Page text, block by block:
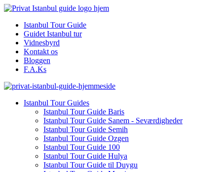
Istanbul Tour Guide
Guidet Istanbul tur
Vidnesbyrd
Kontakt os
Bloggen
F.A.Ks
Istanbul Tour Guides
Istanbul Tour Guide Baris
Istanbul Tour Guide Sanem - Seværdigheder
Istanbul Tour Guide Semih
Istanbul Tour Guide Ozgen
Istanbul Tour Guide 100
Istanbul Tour Guide Hulya
Istanbul Tour Guide til Duygu